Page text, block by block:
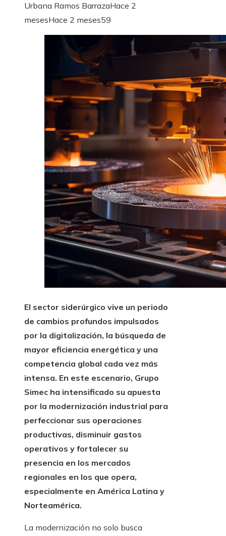
Urbana Ramos BarrazaHace 2
mesesHace 2 meses59
El sector siderúrgico vive un periodo
de cambios profundos impulsados
por la digitalización, la búsqueda de
mayor eficiencia energética y una
competencia global cada vez más
intensa. En este escenario, Grupo
Simec ha intensificado su apuesta
por la modernización industrial para
perfeccionar sus operaciones
productivas, disminuir gastos
operativos y fortalecer su
presencia en los mercados
regionales en los que opera,
especialmente en América Latina y
Norteamérica.
La modernización no solo busca